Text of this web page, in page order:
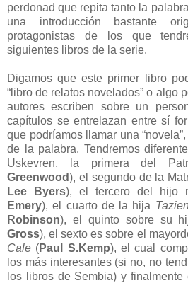
perdonad que repita tanto la
una introducción bastante
protagonistas de los que
siguientes libros de la serie.
Digamos que este primer libro
“libro de relatos novelados” o algo
autores escriben sobre un
capítulos se entrelazan entre sí
que podríamos llamar una
de la palabra. Tendremos
Uskevren, la primera del
Greenwood), el segundo de la
Lee Byers), el tercero del hijo
Emery), el cuarto de la hija
Robinson), el quinto sobre su
Gross), el sexto es sobre el
Cale (Paul S.Kemp), el cual
los más interesantes (si no, no
los libros de Sembia) y